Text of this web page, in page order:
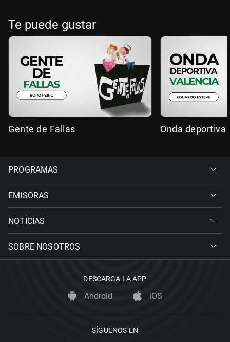
Te puede gustar
Gente de Fallas Onda deportiva
PROGRAMAS
EMISORAS
NOTICIAS
SOBRE NOSOTROS
DESCARGA LA APP
Android iOS
SÍGUENOS EN